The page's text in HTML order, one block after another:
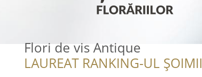
Flori de vis Antique
LAUREAT RANKING-UL ȘOIMII